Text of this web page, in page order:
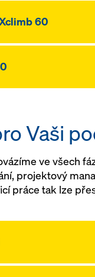
60
Vaši
ve všech
projektový
práce tak lze